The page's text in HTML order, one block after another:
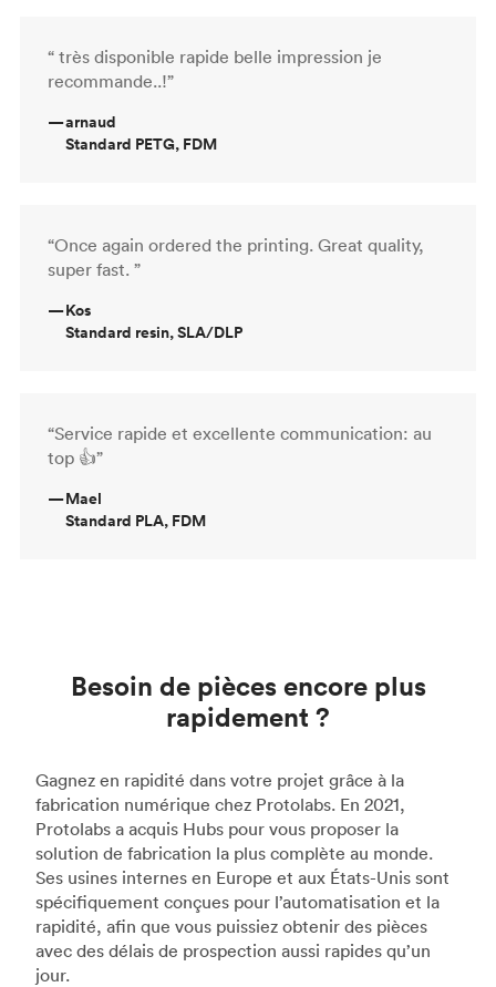
“ très disponible rapide belle impression je
recommande..!”
—arnaud
Standard PETG, FDM
“Once again ordered the printing. Great quality,
super fast. ”
—Kos
Standard resin, SLA/DLP
“Service rapide et excellente communication: au
top 👍”
—Mael
Standard PLA, FDM
Besoin de pièces encore plus
rapidement ?
Gagnez en rapidité dans votre projet grâce à la
fabrication numérique chez Protolabs. En 2021,
Protolabs a acquis Hubs pour vous proposer la
solution de fabrication la plus complète au monde.
Ses usines internes en Europe et aux États-Unis sont
spécifiquement conçues pour l’automatisation et la
rapidité, afin que vous puissiez obtenir des pièces
avec des délais de prospection aussi rapides qu’un
jour.